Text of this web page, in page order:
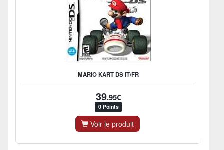
MARIO KART DS IT/FR
39.95€
0 Points
Voir le produit